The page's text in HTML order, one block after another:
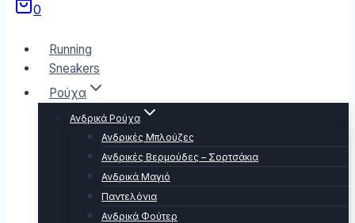
0
Running
Sneakers
Ρούχα
Ανδρικά Ρούχα
Ανδρικές Μπλούζες
Ανδρικές Βερμούδες – Σορτσάκια
Ανδρικά Μαγιό
Παντελόνια
Ανδρικά Φούτερ